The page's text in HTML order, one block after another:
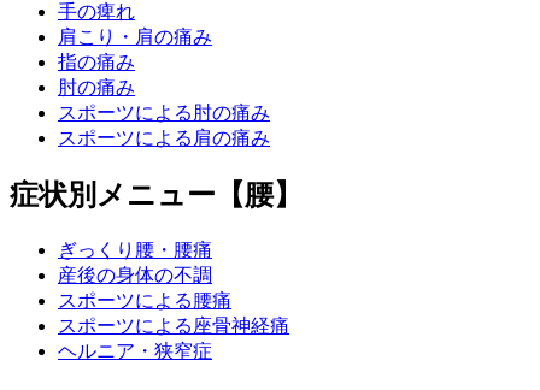
手の痺れ
肩こり・肩の痛み
指の痛み
肘の痛み
スポーツによる肘の痛み
スポーツによる肩の痛み
症状別メニュー【腰】
ぎっくり腰・腰痛
産後の身体の不調
スポーツによる腰痛
スポーツによる座骨神経痛
ヘルニア・狭窄症